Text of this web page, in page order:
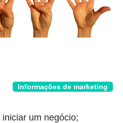
Informações de marketing
um negócio;